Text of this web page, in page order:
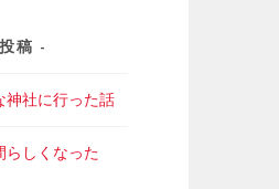
稿
神社に行った話
らしくなった